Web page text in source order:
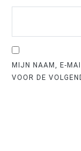
MIJN NAAM, E-
VOOR DE